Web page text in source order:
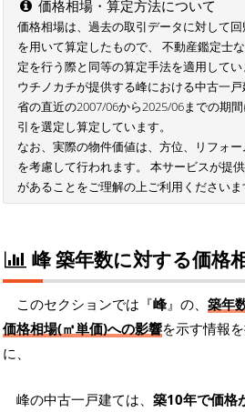
価格相場・算定方法について
価格相場は、過去の取引データに対して
を用いて算定したもので、 不動産鑑定士
定を行う際と同等の算定手法を適用してい
ウチノカチが提供する峰における中古一
省の直近の2007/06から2025/06までの期
引を選定し算定しています。
なお、実際の物件価値は、方位、リフォ
を考慮して行われます。 本サービスが提
があることをご理解の上ご利用くださいま
峰 築年数に対する価格
このセクションでは『峰』の、 築年
価格相場(㎡単価)への影響を示す情報
に、
峰の中古一戸建ては、 築10年で価格